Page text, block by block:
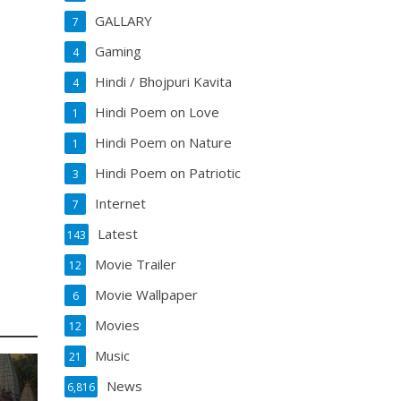
GALLARY
7
Gaming
4
Hindi / Bhojpuri Kavita
4
Hindi Poem on Love
1
Hindi Poem on Nature
1
Hindi Poem on Patriotic
3
Internet
7
Latest
143
Movie Trailer
12
Movie Wallpaper
6
Movies
12
Music
21
News
6,816